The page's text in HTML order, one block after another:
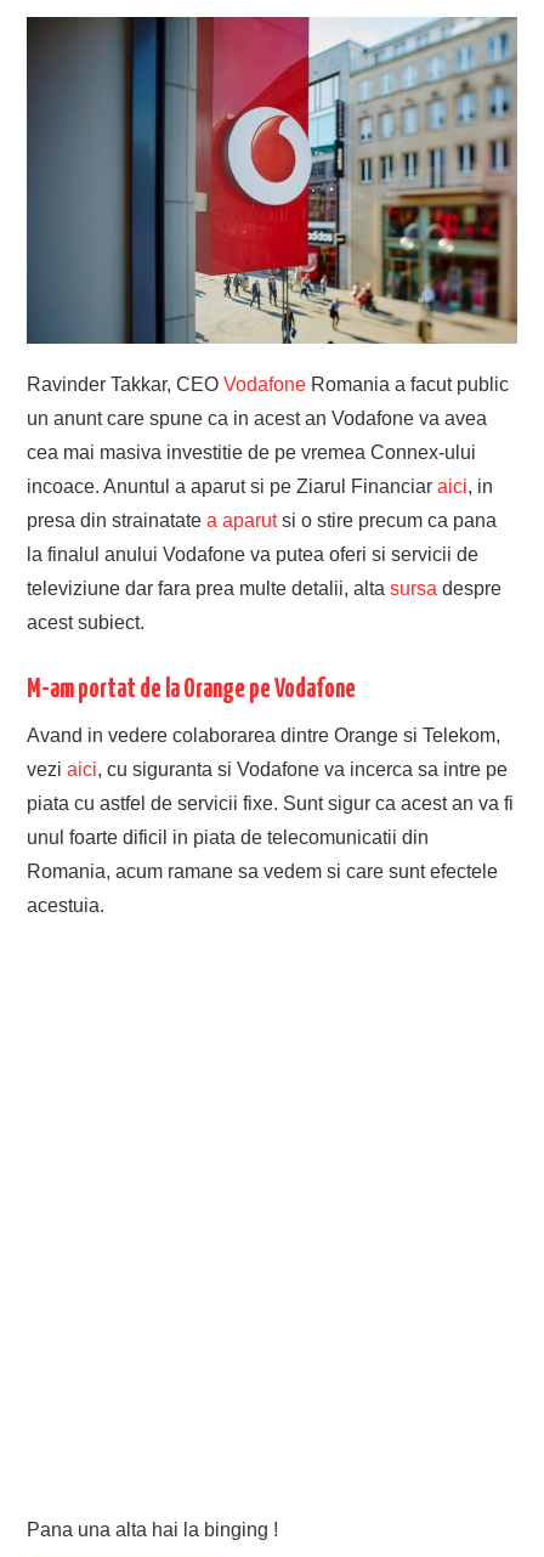
Ravinder Takkar, CEOVodafone Romania a facut public
un anunt care spune ca in acest an Vodafone va avea
cea mai masiva investitie de pe vremea Connex-ului
incoace. Anuntul a aparut si pe Ziarul Financiaraici, in
presa din strainatatea aparutsi o stire precum ca pana
la finalul anului Vodafone va putea oferi si servicii de
televiziune dar fara prea multe detalii, altasursa despre
acest subiect.
M-am portat de la Orange pe Vodafone
Avand in vedere colaborarea dintre Orange si Telekom,
veziaici, cu siguranta si Vodafone va incerca sa intre pe
piata cu astfel de servicii fixe. Sunt sigur ca acest an va fi
unul foarte dificil in piata de telecomunicatii din
Romania, acum ramane sa vedem si care sunt efectele
acestuia.
Pana una alta hai la binging !